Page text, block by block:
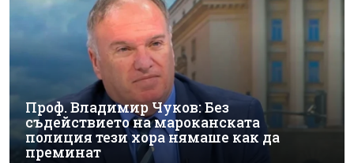
Проф. Владимир Чуков: Без
съдействието на мароканската
полиция тези хора нямаше как да
преминат